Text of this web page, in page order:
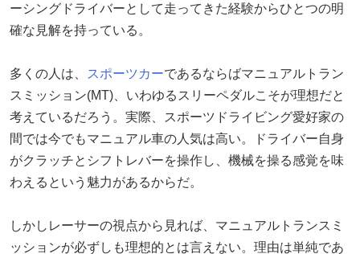
ーシングドライバーとして走ってきた経験からひとつの明
確な見解を持っている。
多くの人は、 スポーツカーであるならばマニュアルトラン
スミッション(MT)、いわゆるスリーペダルこそが理想だと
考えているだろう。実際、スポーツドライビング愛好家の
間では今でもマニュアル車の人気は高い。ドライバー自身
がクラッチとシフトレバーを操作し、機械を操る感覚を味
わえるという魅力があるからだ。
しかしレーサーの視点から見れば、マニュアルトランスミ
ッションが必ずしも理想的とは言えない。理由は単純であ